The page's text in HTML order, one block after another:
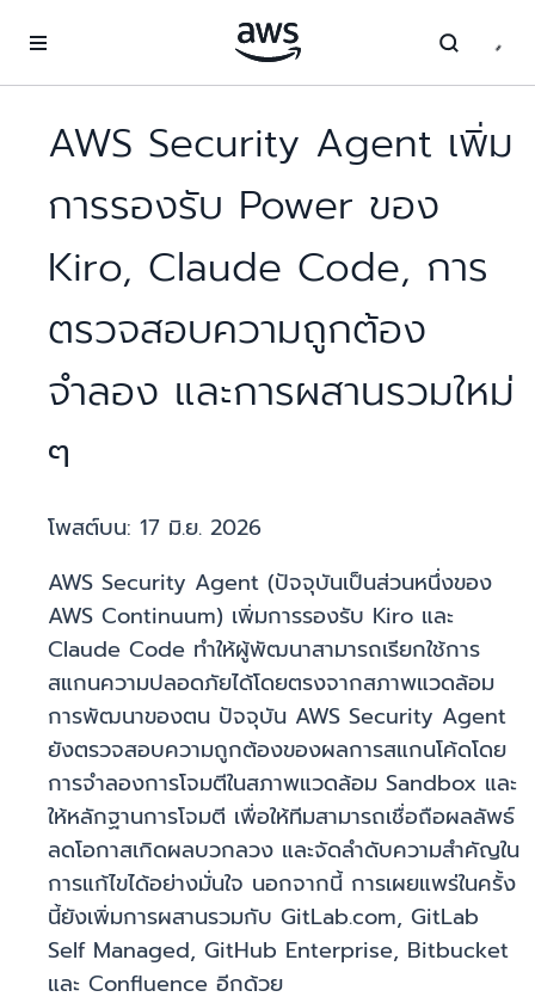
AWS Security Agent เพิ่ม
การรองรับ Power ของ
Kiro, Claude Code, การ
ตรวจสอบความถูกต้อง
จำลอง และการผสานรวมใหม่
ๆ
โพสต์บน: 17 มิ.ย. 2026
AWS Security Agent (ปัจจุบันเป็นส่วนหนึ่งของ
AWS Continuum) เพิ่มการรองรับ Kiro และ
Claude Code ทำให้ผู้พัฒนาสามารถเรียกใช้การ
สแกนความปลอดภัยได้โดยตรงจากสภาพแวดล้อม
การพัฒนาของตน ปัจจุบัน AWS Security Agent
ยังตรวจสอบความถูกต้องของผลการสแกนโค้ดโดย
การจำลองการโจมตีในสภาพแวดล้อม Sandbox และ
ให้หลักฐานการโจมตี เพื่อให้ทีมสามารถเชื่อถือผลลัพธ์
ลดโอกาสเกิดผลบวกลวง และจัดลำดับความสำคัญใน
การแก้ไขได้อย่างมั่นใจ นอกจากนี้ การเผยแพร่ในครั้ง
นี้ยังเพิ่มการผสานรวมกับ GitLab.com, GitLab
Self Managed, GitHub Enterprise, Bitbucket
และ Confluence อีกด้วย